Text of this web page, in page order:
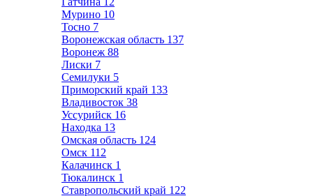
Мурино 10
Тосно 7
Воронежская область 137
Воронеж 88
Лиски 7
Семилуки 5
Приморский край 133
Владивосток 38
Уссурийск 16
Находка 13
Омская область 124
Омск 112
Калачинск 1
Тюкалинск 1
Ставропольский край 122